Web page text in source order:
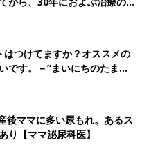
談】
つけてますか？オススメの
です。－”まいにちのたまひ
後ママに多い尿もれ。あるス
り【ママ泌尿科医】